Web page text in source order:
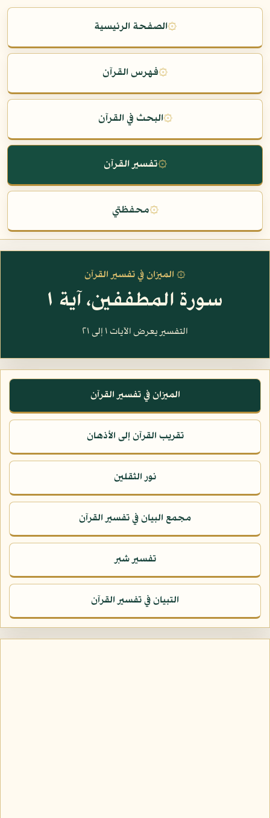
۞الصفحة الرئيسية
۞فهرس القرآن
۞البحث في القرآن
۞تفسير القرآن
۞محفظتي
۞ الميزان في تفسير القرآن
سورة المطففين، آية ١
التفسير يعرض الآيات ١ إلى ٢١
الميزان في تفسير القرآن
تقريب القرآن إلى الأذهان
نور الثقلين
مجمع البيان في تفسير القرآن
تفسير شبر
التبيان في تفسير القرآن